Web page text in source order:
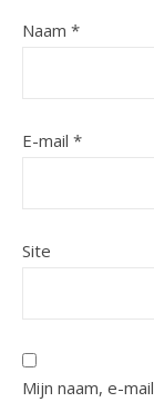
Naam *
E-mail *
Site
Mijn naam, e-